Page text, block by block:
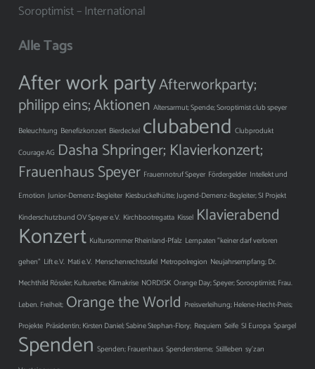
Soroptimist – International
Alle Tags
After work partyAfterworkparty;
philipp eins;Aktionen Altersarmut; Spende; Soroptimist club speyer
Beleuchtung Benefizkonzert Bierdeckel clubabend Clubprodukt
Courage AG Dasha Shpringer; Klavierkonzert;
Frauenhaus Speyer Frauennotruf Speyer Fördergelder Intellekt und
Emotion Junior-Demenz-Begleiter Kiesbuckelhütte; Jugend-Demenz-Begleiter; SI Projekt
Kinderschutzbund OV Speyer e.V. Kirchbootregatta Kissel Klavierabend
Konzert Kultursommer Rheinland-Pfalz Lernpaten "keiner darf verloren
gehen" Lift e.V. Mati e.V. Menschenrechtstafel Metropolregion Neujahrsempfang; Dr.
Mechthild Rössler; Kulturerbe; Klimakrise NORDISK Orange Day; Speyer; Sorooptimist; Frau.
Leben. Freiheit; Orange the World Preisverleihung; Helene-Hecht-Preis;
Projekte Präsidentin; Kirsten Daniel; Sabine Stephan-Flory; Requiem Seife SI Europa Spargel
Spenden Spenden; Frauenhaus Spendensterne; Stillleben sy'zan